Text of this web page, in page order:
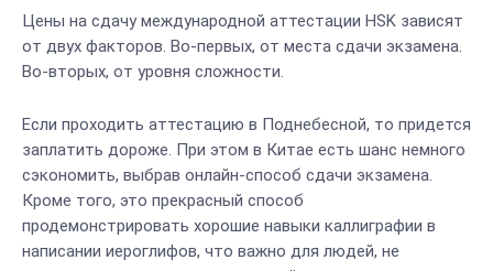
Цены на сдачу международной аттестации HSK зависят
от двух факторов. Во-первых, от места сдачи экзамена.
Во-вторых, от уровня сложности.
Если проходить аттестацию в Поднебесной, то придется
заплатить дороже. При этом в Китае есть шанс немного
сэкономить, выбрав онлайн-способ сдачи экзамена.
Кроме того, это прекрасный способ
продемонстрировать хорошие навыки каллиграфии в
написании иероглифов, что важно для людей, не